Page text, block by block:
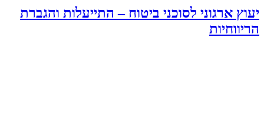
יעוץ ארגוני לסוכני ביטוח – התייעלות והגברת
הריווחיות